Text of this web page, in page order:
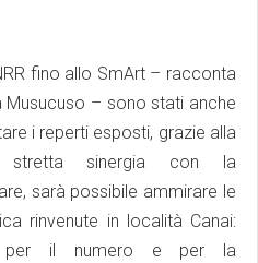
fino allo SmArt – racconta
Musucuso – sono stati anche
i reperti esposti, grazie alla
stretta sinergia con la
sarà possibile ammirare le
rinvenute in località Canai:
per il numero e per la